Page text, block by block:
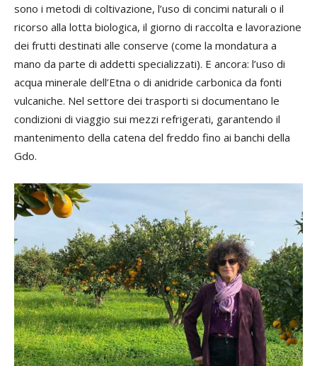
sono i metodi di coltivazione, l’uso di concimi naturali o il
ricorso alla lotta biologica, il giorno di raccolta e lavorazione
dei frutti destinati alle conserve (come la mondatura a
mano da parte di addetti specializzati). E ancora: l’uso di
acqua minerale dell’Etna o di anidride carbonica da fonti
vulcaniche. Nel settore dei trasporti si documentano le
condizioni di viaggio sui mezzi refrigerati, garantendo il
mantenimento della catena del freddo fino ai banchi della
Gdo.